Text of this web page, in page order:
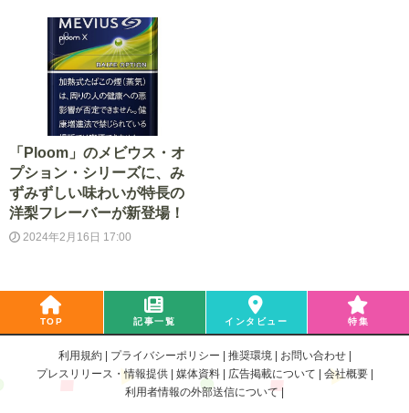
「Ploom」のメビウス・オ
プション・シリーズに、み
ずみずしい味わいが特長の
洋梨フレーバーが新登場！
2024年2月16日 17:00
TOP 記事一覧 インタビュー 特集
利用規約 プライバシーポリシー 推奨環境
お問い合わせ
プレスリリース・情報提供
媒体資料 広告掲載について
会社概要
利用者情報の外部送信について